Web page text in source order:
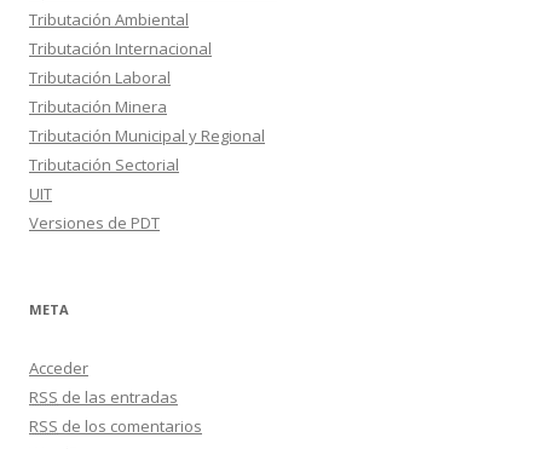
Tributación Ambiental
Tributación Internacional
Tributación Laboral
Tributación Minera
Tributación Municipal y Regional
Tributación Sectorial
UIT
Versiones de PDT
META
Acceder
RSS de las entradas
RSS de los comentarios